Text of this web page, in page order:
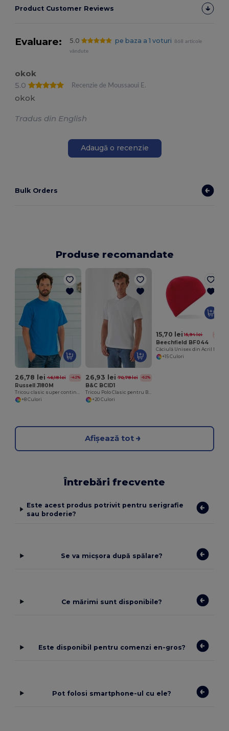
Product Customer Reviews
Evaluare: 5.0 pe baza a 1 voturi
868 articole
vândute
okok
5.0
Recenzie de Moussaoui E.
okok
Tradus din English
Adaugă o recenzie
Bulk Orders
Produse recomandate
26,78 lei 46,18 lei -42%
Russell J180M
+8 Culori
26,93 lei 70,78 lei -62%
B&C BCID1
+20 Culori
15,70 lei 15,94 lei -2%
Beechfield BF044
+15 Culori
Afișează tot
Întrebări frecvente
Este acest produs potrivit pentru serigrafie
sau broderie?
Se va micșora după spălare?
Ce mărimi sunt disponibile?
Este disponibil pentru comenzi en-gros?
Pot folosi smartphone-ul cu ele?